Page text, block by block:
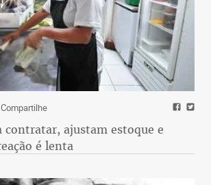
contratar, ajustam estoque e
é lenta